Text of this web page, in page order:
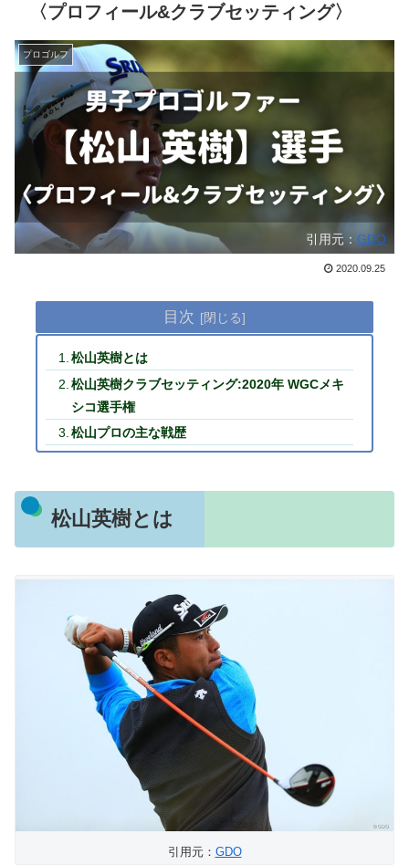
〈プロフィール&クラブセッティング〉
プロゴルフ
引用元：GDO
2020.09.25
目次
松山英樹とは
松山英樹クラブセッティング:2020年 WGCメキ
シコ選手権
松山プロの主な戦歴
松山英樹とは
引用元： GDO